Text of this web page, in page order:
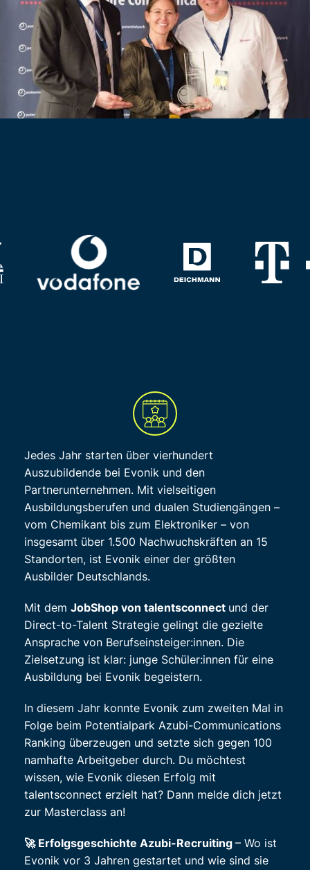
Jedes Jahr starten über vierhundert
Auszubildende bei Evonik und den
Partnerunternehmen. Mit vielseitigen
Ausbildungsberufen und dualen Studiengängen –
vom Chemikant bis zum Elektroniker – von
insgesamt über 1.500 Nachwuchskräften an 15
Standorten, ist Evonik einer der größten
Ausbilder Deutschlands.
Mit dem JobShop von talentsconnect und der
Direct-to-Talent Strategie gelingt die gezielte
Ansprache von Berufseinsteiger:innen. Die
Zielsetzung ist klar: junge Schüler:innen für eine
Ausbildung bei Evonik begeistern.
In diesem Jahr konnte Evonik zum zweiten Mal in
Folge beim Potentialpark Azubi-Communications
Ranking überzeugen und setzte sich gegen 100
namhafte Arbeitgeber durch. Du möchtest
wissen, wie Evonik diesen Erfolg mit
talentsconnect erzielt hat? Dann melde dich jetzt
zur Masterclass an!
🚀 Erfolgsgeschichte Azubi-Recruiting – Wo ist
Evonik vor 3 Jahren gestartet und wie sind sie